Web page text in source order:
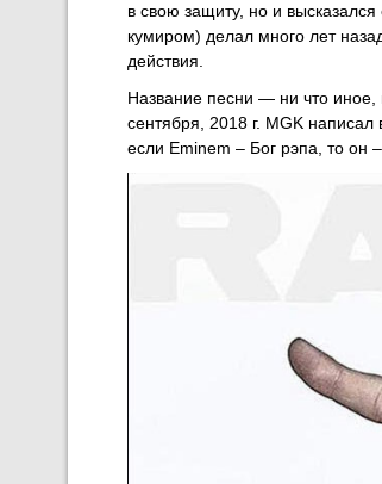
в свою защиту, но и высказался
кумиром) делал много лет
действия.
Название песни — ни что иное,
сентября, 2018 г. MGK
если Eminem – Бог рэпа, то он